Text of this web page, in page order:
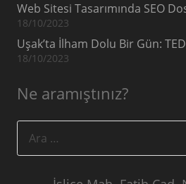
Web Sitesi Tasarımında SEO
18/10/2023
Uşak’ta İlham Dolu Bir Gün:
18/10/2023
Ne aramıştınız?